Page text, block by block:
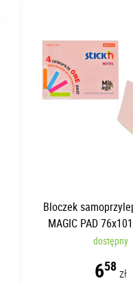
Bloczek
MAGIC PAD
kartek
dostępny
658zł